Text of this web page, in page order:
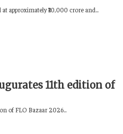
approximately ₹30,000 crore and...
11th edition of
of FLO Bazaar 2026...